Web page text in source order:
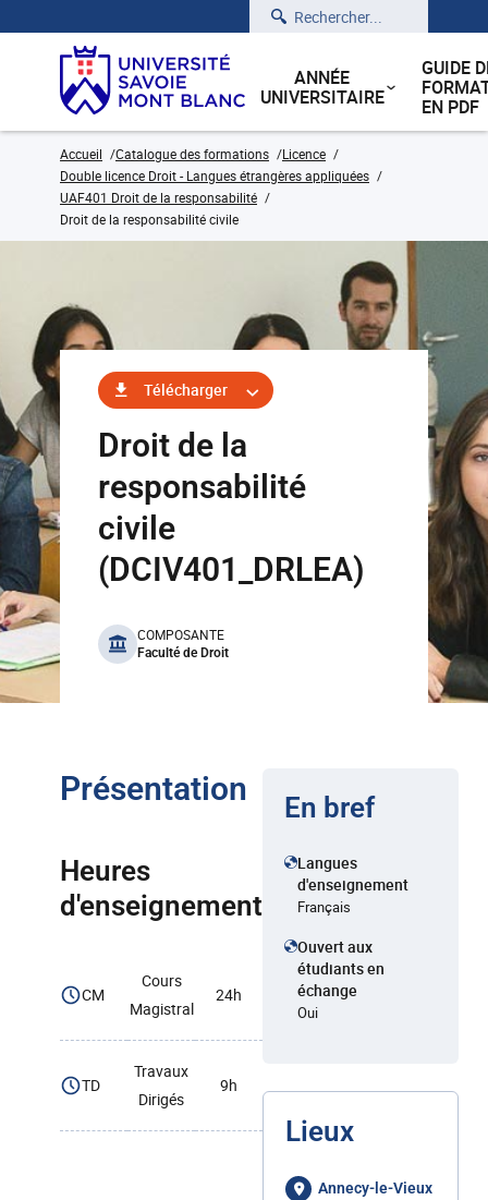
Rechercher
ANNÉE
UNIVERSITAIRE
GUIDE
EN PDF
Accueil Catalogue des formations
Licence
Double licence Droit - Langues étrangères appliquées
UAF401 Droit de la responsabilité
Droit de la responsabilité civile
Télécharger
Droit de la
responsabilité
civile
(DCIV401_DRLEA)
benefits
COMPOSANTE
Faculté de Droit
Présentation
Heures
d'enseignement
CM
Cours
Magistral
24h
TD
Travaux
Dirigés
9h
En bref
Langues
d'enseignement
Français
Ouvert aux
étudiants en
échange
Oui
Lieux
Annecy-le-Vieux